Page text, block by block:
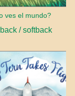
ves el mundo?
/ softback